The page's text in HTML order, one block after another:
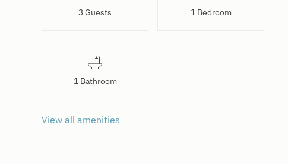
3 Guests 1 Bedroom
1 Bathroom
View all amenities